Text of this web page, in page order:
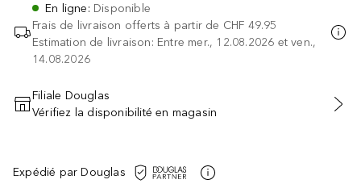
En ligne: Disponible
Frais de livraison offerts à partir de CHF 49.95
Estimation de livraison: Entre mer., 12.08.2026 et ven.,
14.08.2026
AJOUTER AU PANIER
Filiale Douglas
Vérifiez la disponibilité en magasin
Expédié par Douglas